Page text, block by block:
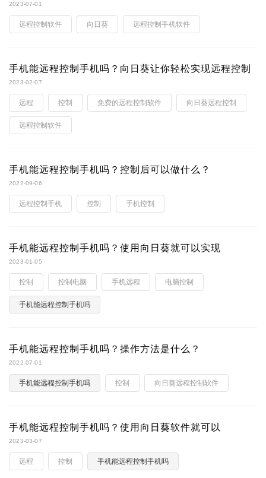
2023-07-01
远程控制软件 向日葵 远程控制手机软件
手机能远程控制手机吗？向日葵让你轻松实现远程控制
2023-02-07
远程 控制 免费的远程控制软件 向日葵远程控制
远程控制软件
手机能远程控制手机吗？控制后可以做什么？
2022-09-06
远程控制手机 控制 手机控制
手机能远程控制手机吗？使用向日葵就可以实现
2023-01-05
控制 控制电脑 手机远程 电脑控制
手机能远程控制手机吗
手机能远程控制手机吗？操作方法是什么？
2022-07-01
手机能远程控制手机吗 控制 向日葵远程控制软件
手机能远程控制手机吗？使用向日葵软件就可以
2023-03-07
远程 控制 手机能远程控制手机吗